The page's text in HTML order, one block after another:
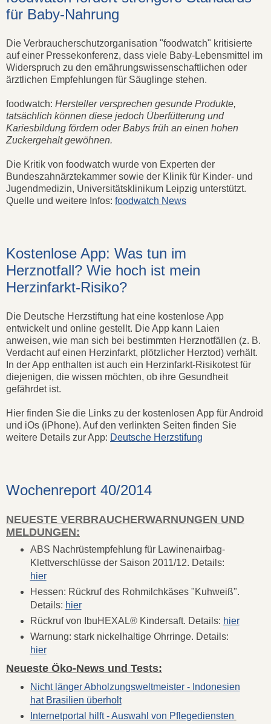
für Baby-Nahrung
Die Verbraucherschutzorganisation "foodwatch" kritisierte
auf einer Pressekonferenz, dass viele Baby-Lebensmittel im
Widerspruch zu den ernährungswissenschaftlichen oder
ärztlichen Empfehlungen für Säuglinge stehen.
foodwatch: Hersteller versprechen gesunde Produkte,
tatsächlich können diese jedoch Überfütterung und
Kariesbildung fördern oder Babys früh an einen hohen
Zuckergehalt gewöhnen.
Die Kritik von foodwatch wurde von Experten der
Bundeszahnärztekammer sowie der Klinik für Kinder- und
Jugendmedizin, Universitätsklinikum Leipzig unterstützt.
Quelle und weitere Infos: foodwatch News
Kostenlose App: Was tun im
Herznotfall? Wie hoch ist mein
Herzinfarkt-Risiko?
Die Deutsche Herzstiftung hat eine kostenlose App
entwickelt und online gestellt. Die App kann Laien
anweisen, wie man sich bei bestimmten Herznotfällen (z. B.
Verdacht auf einen Herzinfarkt, plötzlicher Herztod) verhält.
In der App enthalten ist auch ein Herzinfarkt-Risikotest für
diejenigen, die wissen möchten, ob ihre Gesundheit
gefährdet ist.
Hier finden Sie die Links zu der kostenlosen App für Android
und iOs (iPhone). Auf den verlinkten Seiten finden Sie
weitere Details zur App: Deutsche Herzstifung
Wochenreport 40/2014
NEUESTE VERBRAUCHERWARNUNGEN UND
MELDUNGEN:
ABS Nachrüstempfehlung für Lawinenairbag-
Klettverschlüsse der Saison 2011/12. Details:
hier
Hessen: Rückruf des Rohmilchkäses "Kuhweiß".
Details: hier
Rückruf von IbuHEXAL® Kindersaft. Details: hier
Warnung: stark nickelhaltige Ohrringe. Details:
hier
Neueste Öko-News und Tests:
Nicht länger Abholzungsweltmeister - Indonesien
hat Brasilien überholt
Internetportal hilft - Auswahl von Pflegediensten